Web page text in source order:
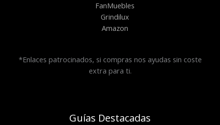
FanMuebles
Grindilux
Amazon
*Enlaces patrocinados, si compras nos ayudas sin coste
extra para ti.
Guías Destacadas